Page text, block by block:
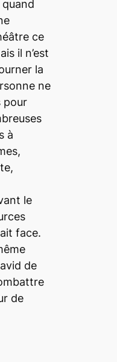
ce
il n’est
la
ne
pour
à
le
face.
de
de